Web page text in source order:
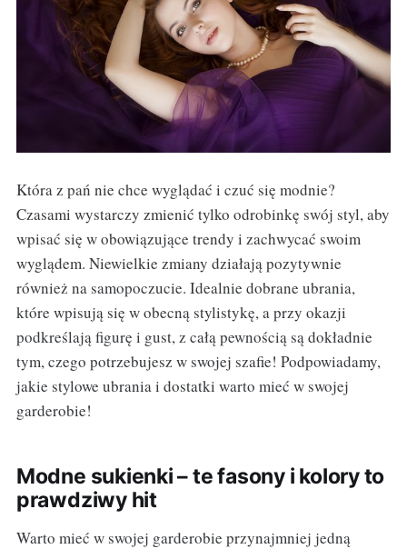
Która z pań nie chce wyglądać i czuć się modnie?
Czasami wystarczy zmienić tylko odrobinkę swój styl, aby
wpisać się w obowiązujące trendy i zachwycać swoim
wyglądem. Niewielkie zmiany działają pozytywnie
również na samopoczucie. Idealnie dobrane ubrania,
które wpisują się w obecną stylistykę, a przy okazji
podkreślają figurę i gust, z całą pewnością są dokładnie
tym, czego potrzebujesz w swojej szafie! Podpowiadamy,
jakie stylowe ubrania i dostatki warto mieć w swojej
garderobie!
Modne sukienki – te fasony i kolory to
prawdziwy hit
Warto mieć w swojej garderobie przynajmniej jedną